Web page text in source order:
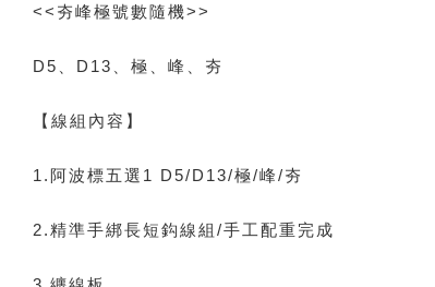
<<夯峰極號數隨機>>
D5、D13、極、峰、夯
【線組內容】
1.阿波標五選1 D5/D13/極/峰/夯
2.精準手綁長短鈎線組/手工配重完成